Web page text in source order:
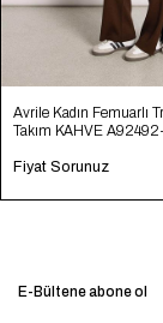
Avrile Kadın Femuarlı
Takım KAHVE
Fiyat Sorunuz
E-Bültene abone ol